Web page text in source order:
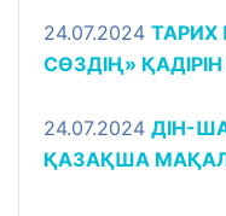
24.07.2024 ТАРИХ
СӨЗДІҢ»
24.07.2024 ДІН-
ҚАЗАҚША